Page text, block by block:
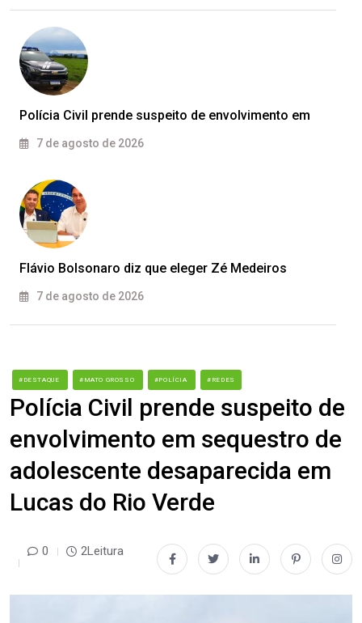
Polícia Civil prende suspeito de envolvimento em
7 de agosto de 2026
Flávio Bolsonaro diz que eleger Zé Medeiros
7 de agosto de 2026
#DESTAQUE #MATO GROSSO #POLÍCIA #REDES
Polícia Civil prende suspeito de
envolvimento em sequestro de
adolescente desaparecida em
Lucas do Rio Verde
0 2Leitura